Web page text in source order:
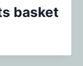
basket